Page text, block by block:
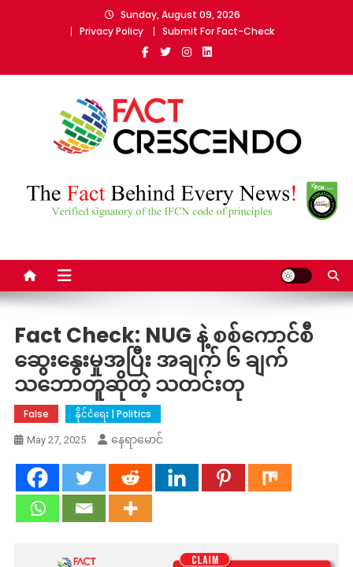
Sunday, August 09, 2026
Privacy Policy
Submit For Fact-Check
Fact Crescendo Myanmar
Fact Check: NUG နဲ့ စစ်ကောင်စီ
ဆွေးနွေးမှုအပြီး အချက် ၆ ချက်
သဘောတူဆိုတဲ့ သတင်းတု
False နိုင်ငံရေး | Politics
May 27, 2025 နေရာမောင်